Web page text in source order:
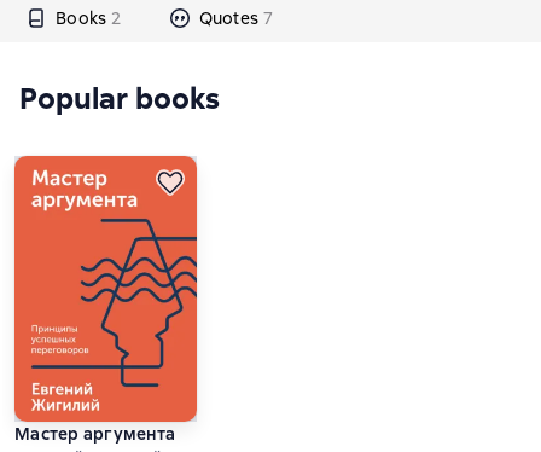
Books 2 Quotes 7
Popular books
Мастер аргумента